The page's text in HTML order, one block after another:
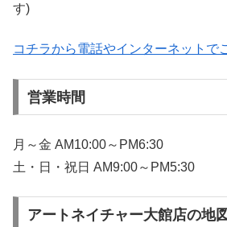
す)
コチラから電話やインターネットで
営業時間
月～金 AM10:00～PM6:30
土・日・祝日 AM9:00～PM5:30
アートネイチャー大館店の地図